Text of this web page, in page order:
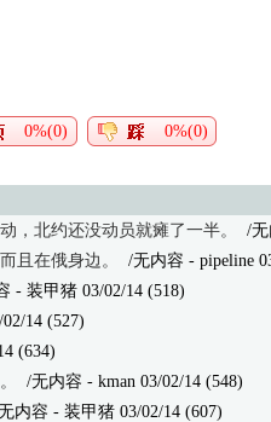
0%(0) 0%(0)
，北约还没动员就瘫了一半。 /无
且在俄身边。
/无内容 - pipeline
- 装甲猪 03/02/14 (518)
14 (527)
(634)
/无内容 - kman 03/02/14 (548)
内容 - 装甲猪 03/02/14 (607)